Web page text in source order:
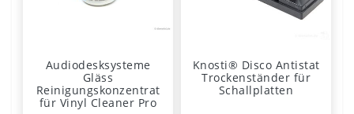
Audiodesksysteme
Gläss
Reinigungskonzentrat
für Vinyl Cleaner Pro
Knosti® Disco Antistat
Trockenständer für
Schallplatten